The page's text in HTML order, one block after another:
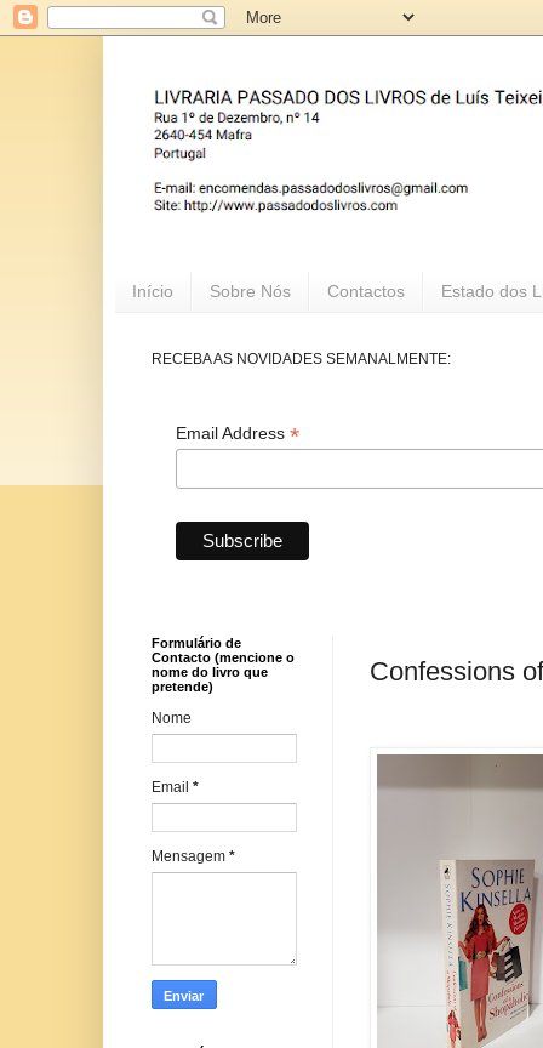
Início Sobre Nós Contactos Estado dos
RECEBA AS NOVIDADES SEMANALMENTE:
Email Address *
Confessions
Formulário de
Contacto (mencione o
nome do livro que
pretende)
Nome
Email *
Mensagem *